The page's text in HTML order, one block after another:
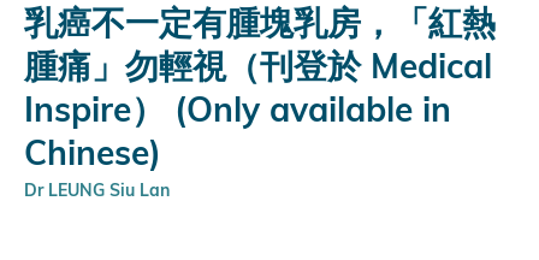
乳癌不一定有腫塊乳房，「紅熱
腫痛」勿輕視（刊登於 Medical
Inspire） (Only available in
Chinese)
Dr LEUNG Siu Lan